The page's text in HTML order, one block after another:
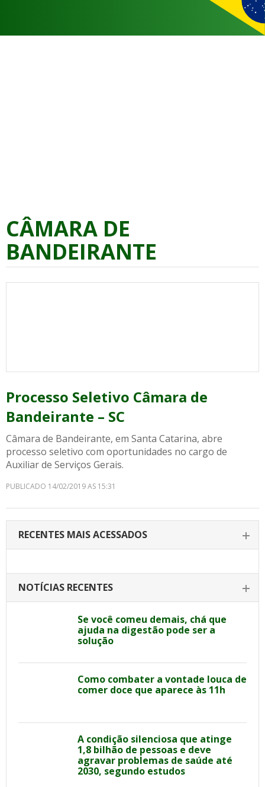
CÂMARA DE
BANDEIRANTE
Processo Seletivo Câmara de
Bandeirante – SC
Câmara de Bandeirante, em Santa Catarina, abre
processo seletivo com oportunidades no cargo de
Auxiliar de Serviços Gerais.
PUBLICADO 14/02/2019 AS 15:31
RECENTES MAIS ACESSADOS
NOTÍCIAS RECENTES
Se você comeu demais, chá que
ajuda na digestão pode ser a
solução
Como combater a vontade louca de
comer doce que aparece às 11h
A condição silenciosa que atinge
1,8 bilhão de pessoas e deve
agravar problemas de saúde até
2030, segundo estudos